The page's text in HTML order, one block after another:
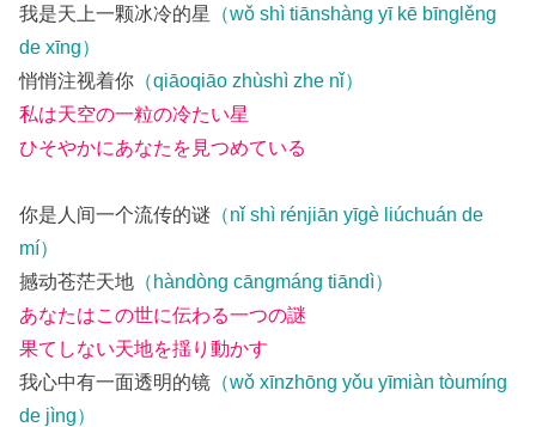
我是天上一颗冰冷的星
（wǒ shì tiānshàng yī kē bīnglěng
de xīng）
悄悄注视着你 （qiāoqiāo zhùshì zhe nǐ）
私は天空の一粒の冷たい星
ひそやかにあなたを見つめている
你是人间一个流传的谜 （nǐ shì rénjiān yīgè liúchuán de
mí）
撼动苍茫天地 （hàndòng cāngmáng tiāndì）
あなたはこの世に伝わる一つの謎
果てしない天地を揺り動かす
我心中有一面透明的镜 （wǒ xīnzhōng yǒu yīmiàn tòumíng
de jìng）